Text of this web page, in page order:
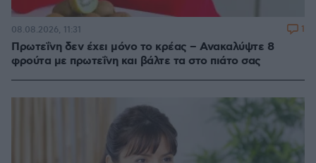
Πρωτεΐνη δεν έχει μόνο το κρέας – Ανακαλύψτε 8
φρούτα με πρωτεΐνη και βάλτε τα στο πιάτο σας
08.08.2026, 11:31 1